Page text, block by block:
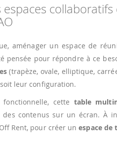
espaces
aménager un espace de
pensée pour répondre à ce
(trapèze, ovale, elliptique,
leur configuration.
cette table
contenus sur un écran. À
Rent, pour créer unespace